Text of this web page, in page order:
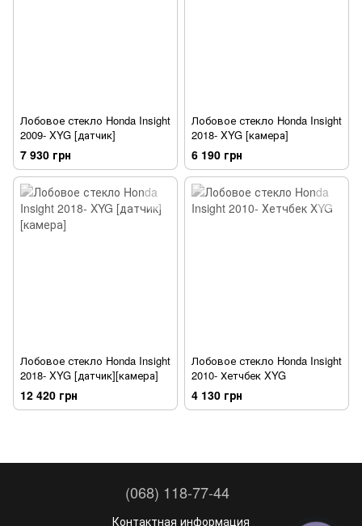
Лобовое стекло Honda Insight
2009- XYG [датчик]
7 930 грн
Лобовое стекло Honda Insight
2018- XYG [камера]
6 190 грн
Лобовое стекло Honda Insight
2018- XYG [датчик][камера]
12 420 грн
Лобовое стекло Honda Insight
2010- Хетчбек XYG
4 130 грн
(068) 118-77-44
Контактная информация